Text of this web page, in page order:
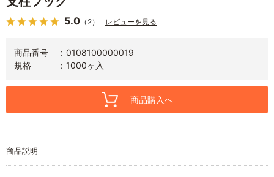
5.0 （2） レビューを見る
商品番号
0108100000019
規格
1000ヶ入
商品購入へ
商品説明